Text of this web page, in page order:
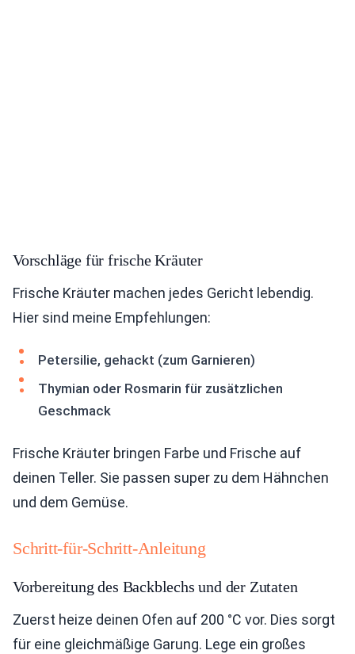
Vorschläge für frische Kräuter
Frische Kräuter machen jedes Gericht lebendig.
Hier sind meine Empfehlungen:
Petersilie, gehackt (zum Garnieren)
Thymian oder Rosmarin für zusätzlichen
Geschmack
Frische Kräuter bringen Farbe und Frische auf
deinen Teller. Sie passen super zu dem Hähnchen
und dem Gemüse.
Schritt-für-Schritt-Anleitung
Vorbereitung des Backblechs und der Zutaten
Zuerst heize deinen Ofen auf 200 °C vor. Dies sorgt
für eine gleichmäßige Garung. Lege ein großes